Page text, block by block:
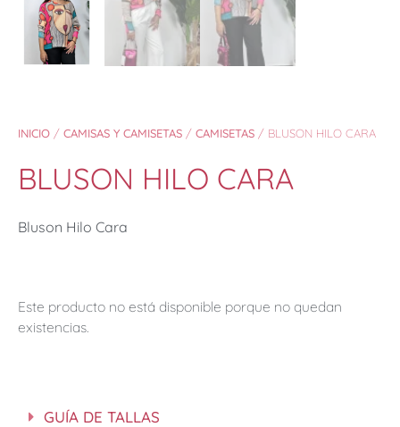
INICIO / CAMISAS Y CAMISETAS / CAMISETAS / BLUSON HILO CARA
BLUSON HILO CARA
Bluson Hilo Cara
Este producto no está disponible porque no quedan
existencias.
GUÍA DE TALLAS